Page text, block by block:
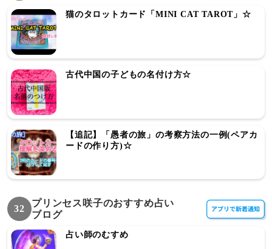
猫のタロットカード「MINI CAT TAROT」☆
古代中国の子どもの名付け方☆
【追記】「愚者の旅」の考察方法の一例(ペアカ
ードの作り方)☆
32
プリンセス咲子のおすすめ占い
ブログ
占い師のむすめ